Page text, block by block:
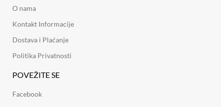
O nama
Kontakt Informacije
Dostava i Plaćanje
Politika Privatnosti
POVEŽITE SE
Facebook